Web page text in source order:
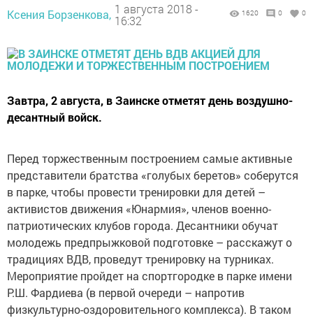
Ксения Борзенкова, 1 августа 2018 -
16:32
1620 0 0
Завтра, 2 августа, в Заинске отметят день воздушно-
десантный войск.
Перед торжественным построением самые активные
представители братства «голубых беретов» соберутся
в парке, чтобы провести тренировки для детей –
активистов движения «Юнармия», членов военно-
патриотических клубов города. Десантники обучат
молодежь предпрыжковой подготовке – расскажут о
традициях ВДВ, проведут тренировку на турниках.
Мероприятие пройдет на спортгородке в парке имени
Р.Ш. Фардиева (в первой очереди – напротив
физкультурно-оздоровительного комплекса). В таком